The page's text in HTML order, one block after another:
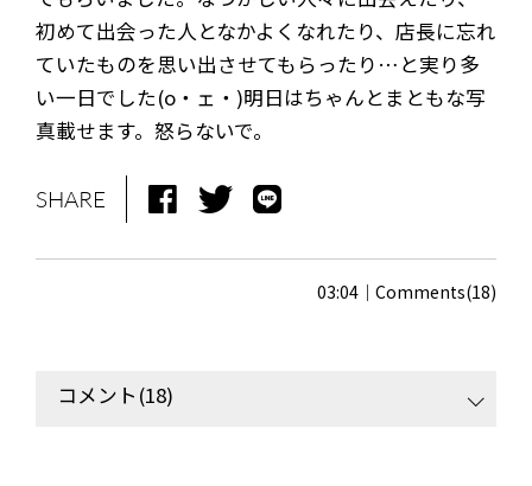
初めて出会った人となかよくなれたり、店長に忘れ
ていたものを思い出させてもらったり…と実り多
い一日でした(o・ェ・)明日はちゃんとまともな写
真載せます。怒らないで。
SHARE
03:04 Comments(18)
コメント(18)